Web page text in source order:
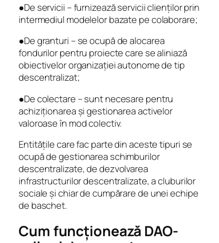
●De servicii – furnizează servicii clienților prin
intermediul modelelor bazate pe colaborare;
●De granturi – se ocupă de alocarea
fondurilor pentru proiecte care se aliniază
obiectivelor organizației autonome de tip
descentralizat;
●De colectare – sunt necesare pentru
achiziționarea și gestionarea activelor
valoroase în mod colectiv.
Entitățile care fac parte din aceste tipuri se
ocupă de gestionarea schimburilor
descentralizate, de dezvolvarea
infrastructurilor descentralizate, a cluburilor
sociale și chiar de cumpărare de unei echipe
de baschet.
Cum funcționează DAO-